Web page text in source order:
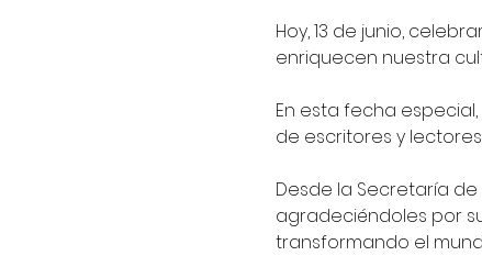
Hoy, 13 de junio,
enriquecen nuestra
En esta fecha
de escritores y lectores.
Desde la Secretaría
agradeciéndoles por
transformando el